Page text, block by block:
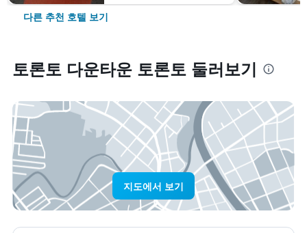
다른 추천 호텔 보기
토론토 다운타운 토론토 둘러보기
지도에서 보기